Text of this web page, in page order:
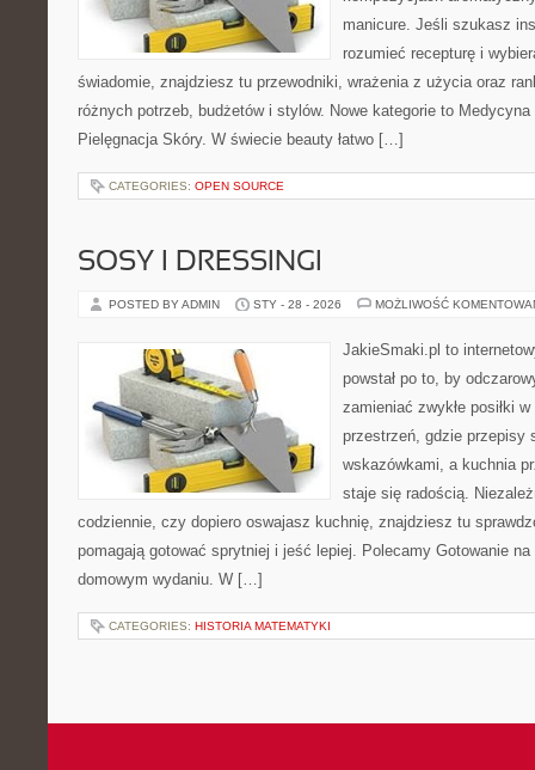
manicure. Jeśli szukasz
rozumieć recepturę i
świadomie, znajdziesz tu przewodniki, wrażenia z użycia oraz
różnych potrzeb, budżetów i stylów. Nowe kategorie to
Pielęgnacja Skóry. W świecie beauty łatwo […]
CATEGORIES: OPEN SOURCE
SOSY I DRESSINGI
POSTED BY ADMIN STY - 28 - 2026 MOŻLIWOŚĆ
JakieSmaki.pl to
powstał po to, by
zamieniać zwykłe posiłki
przestrzeń, gdzie przepisy
wskazówkami, a kuchnia
staje się radością.
codziennie, czy dopiero oswajasz kuchnię, znajdziesz tu
pomagają gotować sprytniej i jeść lepiej. Polecamy Gotowanie
domowym wydaniu. W […]
CATEGORIES: HISTORIA MATEMATYKI